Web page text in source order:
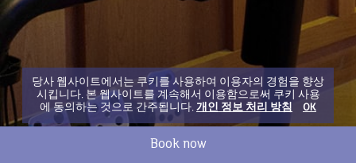
당사 웹사이트에서는 쿠키를 사용하여 이용자의 경험을 향상
시킵니다. 본 웹사이트를 계속해서 이용함으로써 쿠키 사용
에 동의하는 것으로 간주됩니다. 개인 정보 처리 방침 OK
Book now